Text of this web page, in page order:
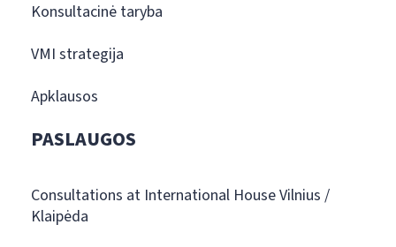
Konsultacinė taryba
VMI strategija
Apklausos
PASLAUGOS
Consultations at International House Vilnius /
Klaipėda